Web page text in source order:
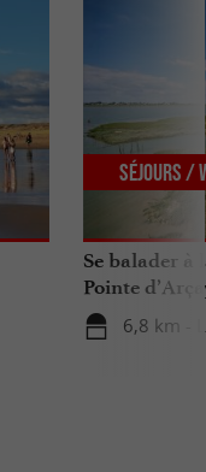
Se balader à
Pointe
6,8 km -
Séjours /